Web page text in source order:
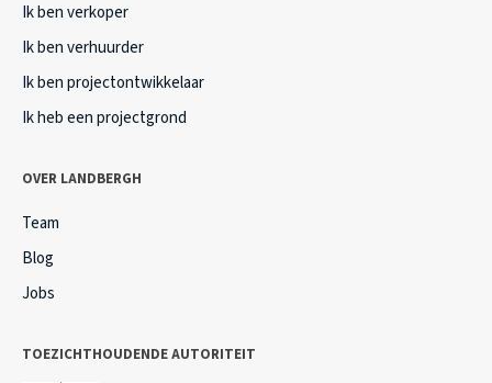
Ik ben verkoper
Ik ben verhuurder
Ik ben projectontwikkelaar
Ik heb een projectgrond
OVER LANDBERGH
Team
Blog
Jobs
TOEZICHTHOUDENDE AUTORITEIT